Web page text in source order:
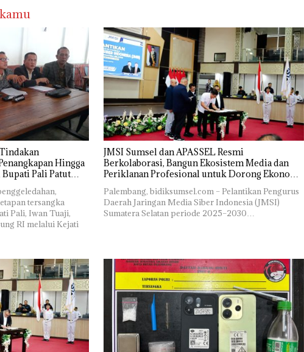
Hingga
Pali Patut
tersangka
Pali, Iwan Tuaji,
RI melalui Kejati
JMSI Sumsel dan APASSEL Resmi
Berkolaborasi, Bangun Ekosistem Media dan
Periklanan Profesional untuk Dorong Ekonomi
Palembang, bidiksumsel.com – Pelantikan Pengurus
Daerah Jaringan Media Siber Indonesia (JMSI)
Sumatera Selatan periode 2025–2030…